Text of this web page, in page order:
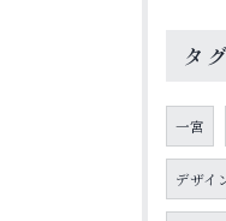
タグ
一宮
デザイ